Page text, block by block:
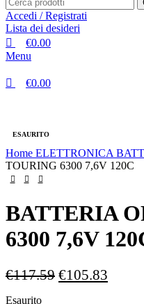
Accedi / Registrati
Lista dei desideri
€0.00
Menu
€0.00
ESAURITO
Home ELETTRONICA
TOURING 6300 7,6V 120C
BATTERIA
6300 7,6V
€117.59 Il
€105.83
Esaurito